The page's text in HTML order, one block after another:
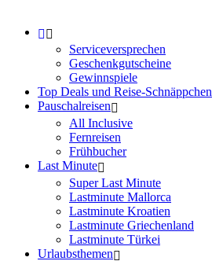
Serviceversprechen
Geschenkgutscheine
Gewinnspiele
Top Deals und Reise-Schnäppchen
Pauschalreisen
All Inclusive
Fernreisen
Frühbucher
Last Minute
Super Last Minute
Lastminute Mallorca
Lastminute Kroatien
Lastminute Griechenland
Lastminute Türkei
Urlaubsthemen